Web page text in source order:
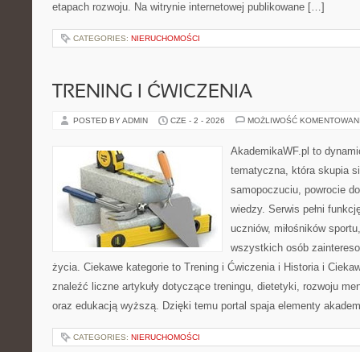
etapach rozwoju. Na witrynie internetowej publikowane […]
CATEGORIES: NIERUCHOMOŚCI
TRENING I ĆWICZENIA
POSTED BY ADMIN CZE - 2 - 2026 MOŻLIWOŚĆ
AkademikaWF.pl to
tematyczna, która skupia
samopoczuciu, powrocie
wiedzy. Serwis pełni
uczniów, miłośników
wszystkich osób
życia. Ciekawe kategorie to Trening i Ćwiczenia i Historia i
znaleźć liczne artykuły dotyczące treningu, dietetyki, rozwoju
oraz edukacją wyższą. Dzięki temu portal spaja elementy
CATEGORIES: NIERUCHOMOŚCI